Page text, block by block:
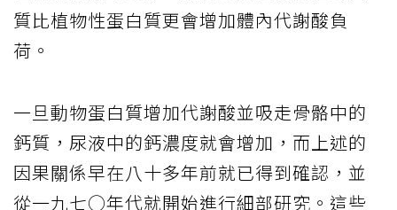
質比植物性蛋白質更會增加體內代謝酸負
荷。
一旦動物蛋白質增加代謝酸並吸走骨骼中的
鈣質，尿液中的鈣濃度就會增加，而上述的
因果關係早在八十多年前就已得到確認，並
從一九七○年代就開始進行細部研究。這些